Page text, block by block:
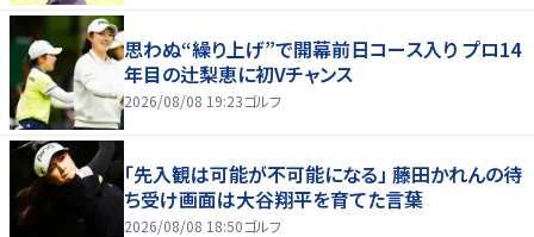
思わぬ“繰り上げ”で開幕前日コース入り プロ14
年目の辻梨恵に初Vチャンス
2026/08/08 19:23ゴルフ
「先入観は可能が不可能になる」 藤田かれんの待
ち受け画面は大谷翔平を育てた言葉
2026/08/08 18:50ゴルフ